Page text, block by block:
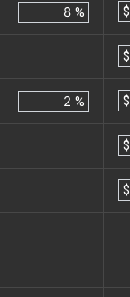
% $
$
% $
$
$